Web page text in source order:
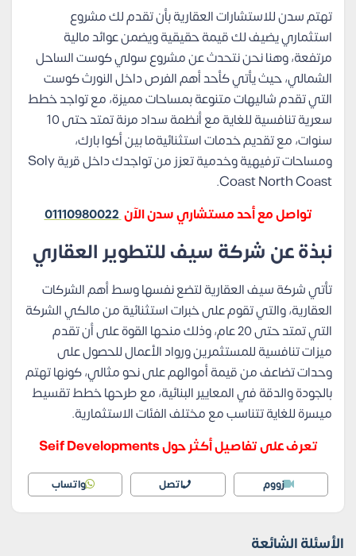
تهتم سدن للاستشارات العقارية بأن تقدم لك مشروع
استثماري يضيف لك قيمة حقيقية ويضمن عوائد مالية
مرتفعة، وهنا نحن نتحدث عن مشروع سولي كوست الساحل
الشمالي، حيث يأتي كأحد أهم الفرص داخل النورث كوست
التي تقدم شاليهات متنوعة بمساحات مميزة، مع تواجد خطط
سعرية تنافسية للغاية مع أنظمة سداد مرنة تمتد حتى 10
سنوات، مع تقديم خدمات استثنائيةما بين أكوا بارك،
ومساحات ترفيهية وخدمية تعزز من تواجدك داخل قرية Soly
Coast North Coast.
تواصل مع أحد مستشاري سدن الآن01110980022
نبذة عن شركة سيف للتطوير العقاري
تأتي شركة سيف العقارية لتضع نفسها وسط أهم الشركات
العقارية، والتي تقوم على خبرات استثنائية من مالكي الشركة
التي تمتد حتى 20 عام، وذلك منحها القوة على أن تقدم
ميزات تنافسية للمستثمرين ورواد الأعمال للحصول على
وحدات تضاعف من قيمة أموالهم على نحو مثالي، كونها تهتم
بالجودة والدقة في المعايير البنائية، مع طرحها خطط تقسيط
ميسرة للغاية تتناسب مع مختلف الفئات الاستثمارية.
تعرف على تفاصيل أكثر حول Seif Developments
زووم اتصل واتساب
الأسئلة الشائعة